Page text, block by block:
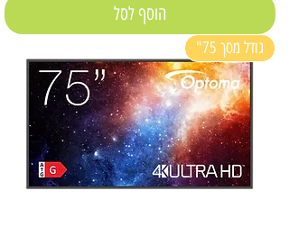
הוסף לסל
גודל מסך 75"